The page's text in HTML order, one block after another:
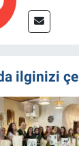
ilginizi